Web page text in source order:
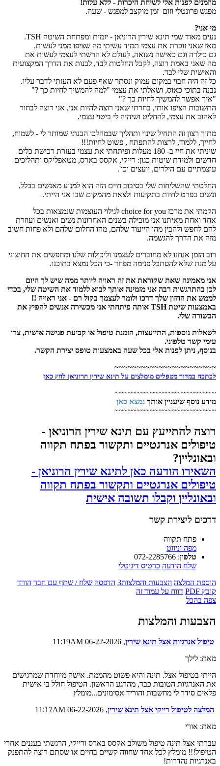
מוזמנים לפנות אלי לשיחת היכרות - ללא עלות!
מפגש פרונטלי וזום זמן מוקצב למפגש - שעה.
מי אני?
נעים מאוד שמי תינא שירין הרוניאן - יזמית ומפתחת השיטה TSH.
מאז שאני זוכרת את עצמי תמיד עשיתי מה שציפו ממני לעשות.
גם כילדה וגם כאישה נשואה, לעולם לא הרשתי לעצמי לעשות את
מה שאני באמת רוצה, לקבל החלטות לבד, לבנות את הדרך המקצועית
והאישית שלי לבד.
כל זה היה חבוי במקום עמוק ונסתר שאף פעם לא העזתי לדבר עליו.
נבנה בתוכי כאוס, ושאלתי את עצמי "למה להמשיך לחיות כך ?"
"איך אפשר להמשיך לחיות כך ?"
התשובות הציפו אותי, בחרתי שאני רוצה להיות אני, אני רוצה לבחור
לאהוב את עצמי, להחליט ושיהיה לי ביטוי עצמי.
מתוך רצון זה התחיל שינוי ותהליך שבמהלכו הבנתי שמותר לי - לשמוח,
לחייך, ללמוד, לרצות להתפתח , פשוט לחיות!!!
שיניתי את חיי ב- 180 מעלות ופיתחתי את עצמי בעזרת רכישת כלים
חדשים ולמידת שיטות כגון: רייקי, אקסס בארס, מטאפליקס ותהליכים
עוצמתיים עם הילרים, יועצים וכו'.
החלטתי שהשליחות שלי בסיבוב חיים הזה הוא למנוע מאנשים בכלל,
ונשים בפרט לחיות בתקיעות ולצאת מהמקום שבו אני הייתי.
הקמתי את מרכז choice for you לגילוי העוצמות שנמצאות בכל
אחד ואחת מאיתנו אני מובילה בשנים האחרונות נשים ואנשים ועוזרת
להם לחפש ולהבין מהו הייעוד שלהם, מהו החלום שלהם ולא פחות חשוב
מזה את הדרך להגשמה.
רוב הזמן אנחנו לא מחוברים לעצמנו וליכולות שלנו ומחפשים את החיצוני
על מנת שלא להסתכל פנימה מפחד -כי הכל נמצא בתוכנו.
אני מאמינה שאת שקוראת את זה ראויה ליותר ממה שיש לך היום
לכן בהתרגשות רבה אני מזמינה אותך לבוא ללמוד את השיטה שלי, בכדי
לממש את החזון שלך דרכו ולומר לעצמך בקול רם - אני ראויה !!
באמצעות שיטת TSH אותה פיתחתי אני מכשירה אנשים להפיץ את
הבשורה שלי.
לשאלות נוספות, התייעצות, הזמנת טיפול או קביעת פגישה אישית, צרו
עימי קשר טלפוני.
בנוסף, ניתן לפנות אלי בכל שעה באמצעות טופס יצירת הקשר.
~~~~~~~~~~~~~~~~~~~~~~~
לכתבה במדור מטפלים מומלצים על תינא שירין הרוניאן לחץ כאן
~~~~~~~~~~~~~~~~~~~~~~~
מידע נוסף שיעניין אותך נמצא כאן
~~~~~~~~~~~~~~~~~~~~~~~
רוצה להתייעץ עם תינא שירין הרוניאן -
טיפולים אנרגטיים ותקשור בפתח תקווה
ובאונליין?
השאירו הודעה כאן לתינא שירין הרוניאן -
טיפולים אנרגטיים ותקשור בפתח תקווה
ובאונליין וקבלו תשובה אישית
דרכים ליצירת קשר
פתח תקווה
מפה וניווט
טלפון:
072-2285766
שלח הודעה כרטיס דיגיטלי
הוספת המלצה הצבעות והמלצות3 הדפסה שלח / שתף עם חבר הורד
קובץ PDF
דווח על עמוד זה
צפה בהכל
הצבעות והמלצות
טיפול אנרגיות אצל תינא שירין, 06-22-2026 11:19AM
מאת: לילך
הייתי בטיפול אצל. תינה והיא פשוט מהממת. אישה מיוחדת שמרגישים
את האנרגיות הטובות כבר, מהרגע הראשון. הטיפול חולל בי אישית
פלאים סידר לי מחשבות והוריד אסימונים...מומלץ
המלצה לטיפול רייקי אצל תינא שירין, 06-22-2026 11:17AM
מאת: אורי
עברתי אצל תינה טיפול משולב אקסס בארס ורייקי, הרגשתי בעננים אחרי
הטיפול!!! מומלץ לכל אחד שחווה קשיים בחיים או שסתם רוצה להתפנק
באנרגיות נהדרות!